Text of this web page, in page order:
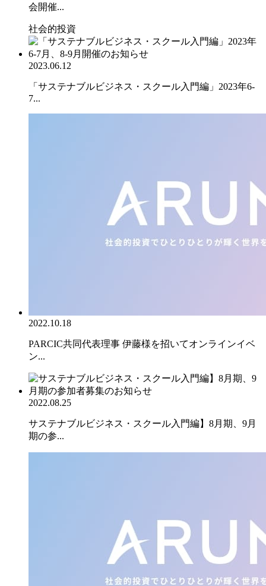
会開催...
社会的投資
2023.06.12
「サステナブルビジネス・スクール入門編」2023年6-
7...
2022.10.18
PARCIC共同代表理事 伊藤様を招いてオンラインイベ
ン...
2022.08.25
サステナブルビジネス・スクール入門編】8月期、9月
期の参...